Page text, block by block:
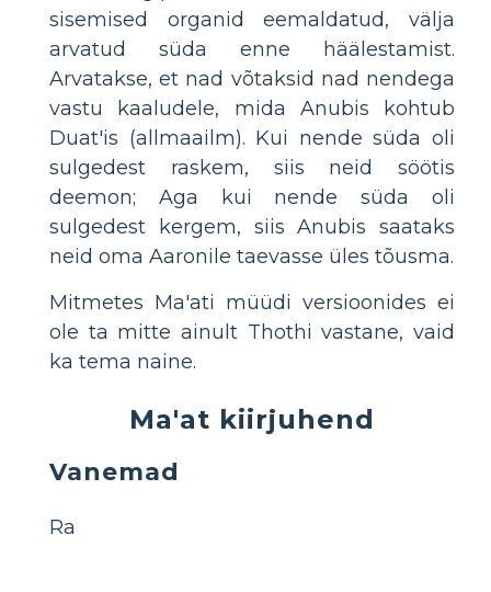
sisemised organid eemaldatud, välja
arvatud süda enne häälestamist.
Arvatakse, et nad võtaksid nad nendega
vastu kaaludele, mida Anubis kohtub
Duat'is (allmaailm). Kui nende süda oli
sulgedest raskem, siis neid söötis
deemon; Aga kui nende süda oli
sulgedest kergem, siis Anubis saataks
neid oma Aaronile taevasse üles tõusma.
Mitmetes Ma'ati müüdi versioonides ei
ole ta mitte ainult Thothi vastane, vaid
ka tema naine.
Ma'at kiirjuhend
Vanemad
Ra